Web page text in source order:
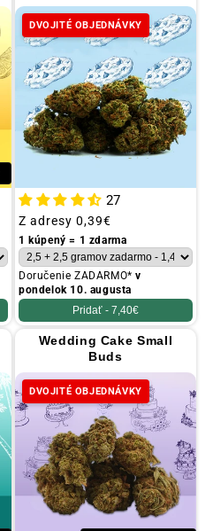
DVOJITÉ OBJEDNÁVKY
27
Obvyklá
cena
Z adresy 0,39€
1 kúpený = 1 zdarma
Doručenie ZADARMO*v
pondelok 10. augusta
Pridať - 7,40€
Wedding Cake Small
Buds
DVOJITÉ OBJEDNÁVKY